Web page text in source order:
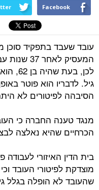
Facebook
עובד שעבד בתפקיד סוכן
המעסיק
לכן,
גיל. לדבריו הוא פוטר
הסיבהה לפיטורים לא
מנגד טענה החברה כי
הכרחיים שהיא נאלצה
בית הדין האיזורי
מוצדקת לפיטורי העובד
שהעובד לא הופלה בגלל